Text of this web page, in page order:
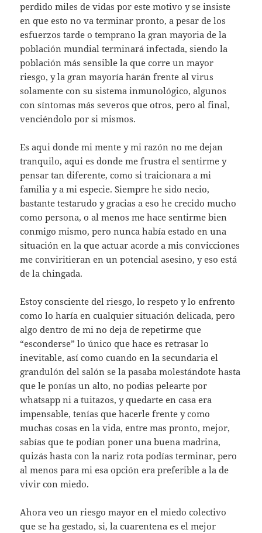
perdido miles de vidas por este motivo y se insiste
en que esto no va terminar pronto, a pesar de los
esfuerzos tarde o temprano la gran mayoria de la
población mundial terminará infectada, siendo la
población más sensible la que corre un mayor
riesgo, y la gran mayoría harán frente al virus
solamente con su sistema inmunológico, algunos
con síntomas más severos que otros, pero al final,
venciéndolo por si mismos.
Es aqui donde mi mente y mi razón no me dejan
tranquilo, aqui es donde me frustra el sentirme y
pensar tan diferente, como si traicionara a mi
familia y a mi especie. Siempre he sido necio,
bastante testarudo y gracias a eso he crecido mucho
como persona, o al menos me hace sentirme bien
conmigo mismo, pero nunca había estado en una
situación en la que actuar acorde a mis convicciones
me conviritieran en un potencial asesino, y eso está
de la chingada.
Estoy consciente del riesgo, lo respeto y lo enfrento
como lo haría en cualquier situación delicada, pero
algo dentro de mi no deja de repetirme que
“esconderse” lo único que hace es retrasar lo
inevitable, así como cuando en la secundaria el
grandulón del salón se la pasaba molestándote hasta
que le ponías un alto, no podias pelearte por
whatsapp ni a tuitazos, y quedarte en casa era
impensable, tenías que hacerle frente y como
muchas cosas en la vida, entre mas pronto, mejor,
sabías que te podían poner una buena madrina,
quizás hasta con la nariz rota podías terminar, pero
al menos para mi esa opción era preferible a la de
vivir con miedo.
Ahora veo un riesgo mayor en el miedo colectivo
que se ha gestado, si, la cuarentena es el mejor